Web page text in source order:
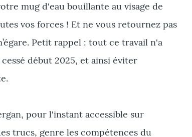
mug d'eau bouillante au visage de
vos forces ! Et ne vous retournez pas
Petit rappel : tout ce travail n'a
début 2025, et ainsi éviter
pour l'instant accessible sur
trucs, genre les compétences du